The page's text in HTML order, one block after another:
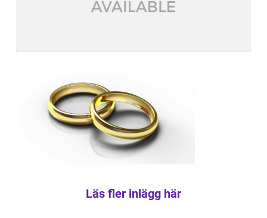
Läs fler inlägg här